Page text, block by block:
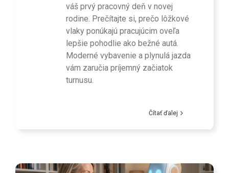
váš prvý pracovný deň v novej
rodine. Prečítajte si, prečo lôžkové
vlaky ponúkajú pracujúcim oveľa
lepšie pohodlie ako bežné autá.
Moderné vybavenie a plynulá jazda
vám zaručia príjemný začiatok
turnusu.
Čítať ďalej